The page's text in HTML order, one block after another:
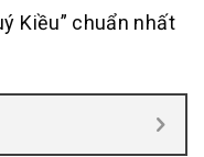
Kiều” chuẩn nhất